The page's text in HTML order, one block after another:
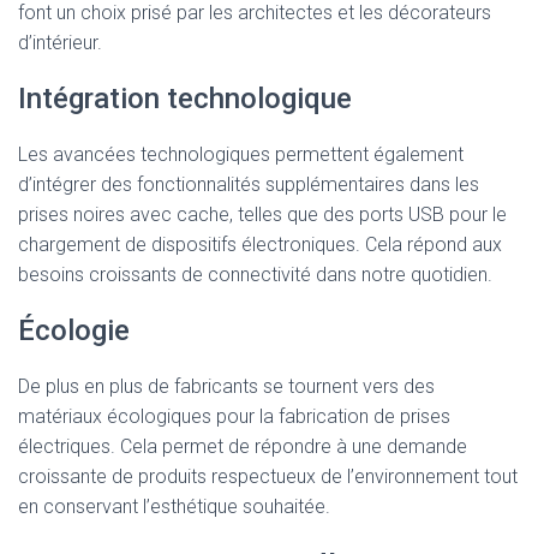
font un choix prisé par les architectes et les décorateurs
d’intérieur.
Intégration technologique
Les avancées technologiques permettent également
d’intégrer des fonctionnalités supplémentaires dans les
prises noires avec cache, telles que des ports USB pour le
chargement de dispositifs électroniques. Cela répond aux
besoins croissants de connectivité dans notre quotidien.
Écologie
De plus en plus de fabricants se tournent vers des
matériaux écologiques pour la fabrication de prises
électriques. Cela permet de répondre à une demande
croissante de produits respectueux de l’environnement tout
en conservant l’esthétique souhaitée.